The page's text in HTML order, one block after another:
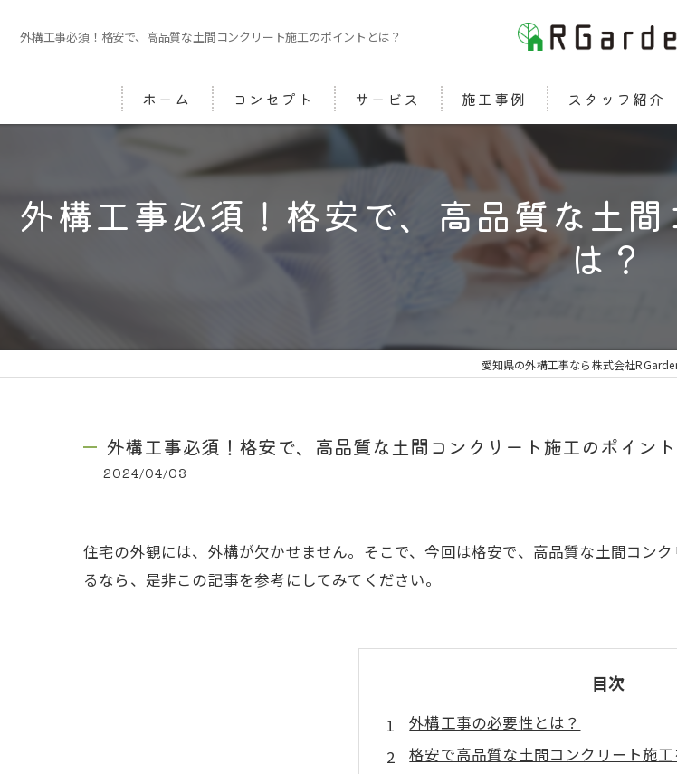
外構工事必須！格安で、高品質な土間コンクリート施工のポイントとは？
ホーム コンセプト サービス 施工事例 スタッフ紹介
外構工事必須！格安で、高品質な土
は？
愛知県の外構工事なら株式会社
外構工事必須！格安で、高品質な土間コンクリート施工のポイン
2024/04/03
住宅の外観には、外構が欠かせません。そこで、今回は格安で、高品質な土間コン
るなら、是非この記事を参考にしてみてください。
目次
外構工事の必要性とは？
格安で高品質な土間コンクリート施